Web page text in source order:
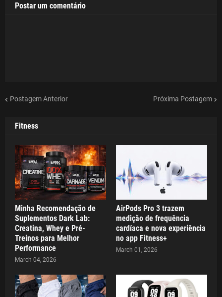
Postar um comentário
Postagem Anterior Próxima Postagem
Fitness
Minha Recomendação de
Suplementos Dark Lab:
Creatina, Whey e Pré-
Treinos para Melhor
Performance
March 04, 2026
AirPods Pro 3 trazem
medição de frequência
cardíaca e nova experiência
no app Fitness+
March 01, 2026